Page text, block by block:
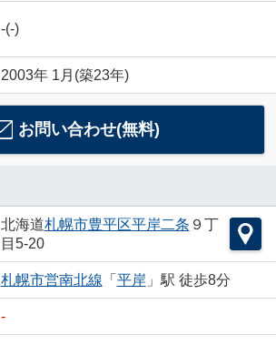
-(-)
2003年 1月(築23年)
お問い合わせ(無料)
北海道札幌市豊平区平岸二条 ９丁
目5-20
札幌市営南北線 「 平岸 」駅 徒歩8分
-